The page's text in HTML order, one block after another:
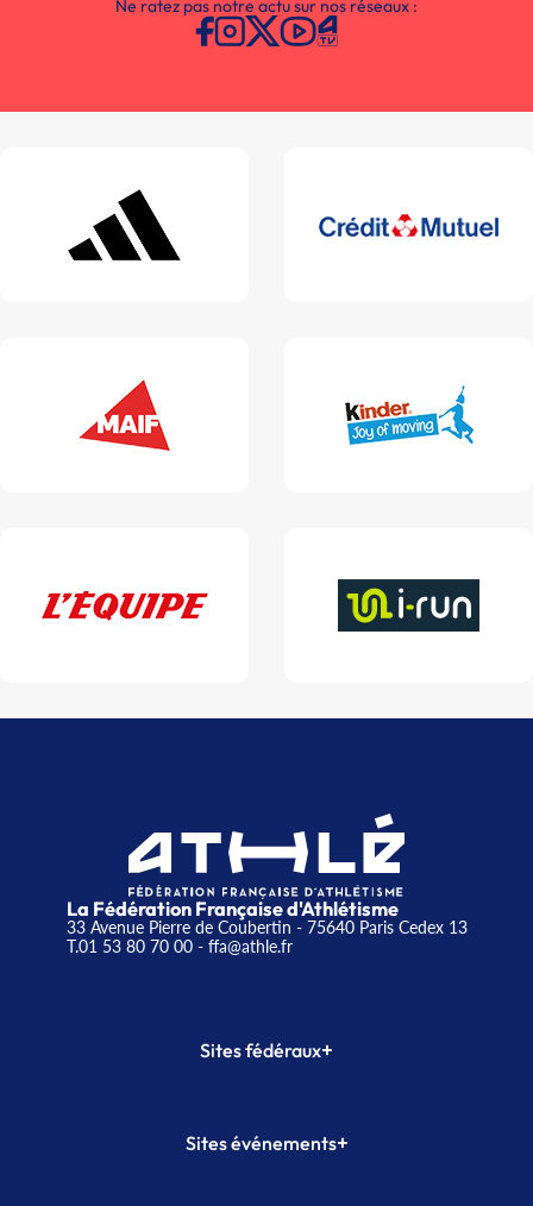
Ne ratez pas notre actu sur nos réseaux :
La Fédération Française d'Athlétisme
33 Avenue Pierre de Coubertin - 75640 Paris Cedex 13
T.01 53 80 70 00- ffa@athle.fr
Sites fédéraux+
Plateforme Formation
Sites événements+